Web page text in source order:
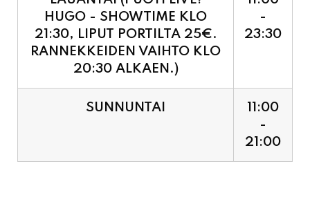
HUGO - SHOWTIME KLO
21:30, LIPUT PORTILTA 25€.
RANNEKKEIDEN VAIHTO KLO
20:30 ALKAEN.)
-
23:30
SUNNUNTAI
11:00
-
21:00